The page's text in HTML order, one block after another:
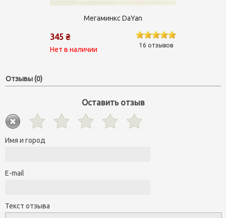
Мегаминкс DaYan
345 ₴
Нет в наличии
16 отзывов
Отзывы (0)
Оставить отзыв
Имя и город
E-mail
Текст отзыва